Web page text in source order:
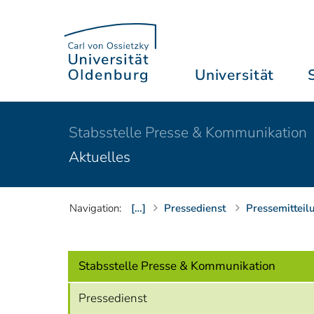
Universität
Stabsstelle Presse & Kommunikation
Aktuelles
Navigation: […] Pressedienst
Stabsstelle Presse & Kommunikation
Pressedienst